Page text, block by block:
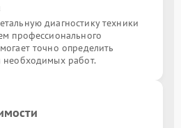
диагностику техники
профессионального
точно определить
работ.